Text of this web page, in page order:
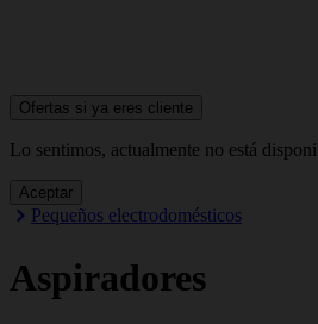
Ofertas si ya eres cliente
Lo sentimos, actualmente no está
Aceptar
Pequeños electrodomésticos
Aspiradores